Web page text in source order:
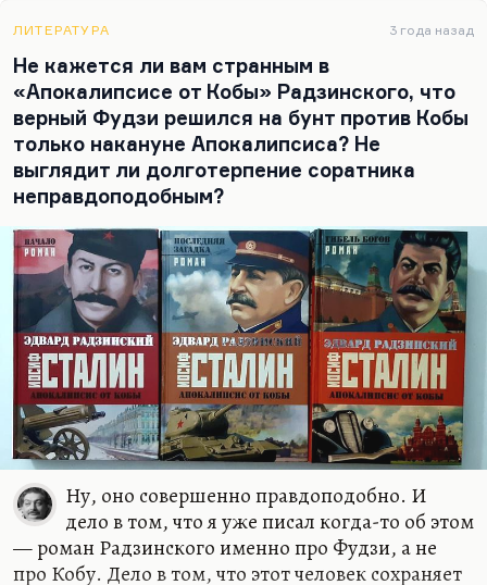
мы понимаем, «Эрика» не брала еще четыре
копии, взять личную машинку на дом было
практически невозможно, как у того же
Нарокова…
ЛИТЕРАТУРА 3 года назад
Не кажется ли вам странным в
«Апокалипсисе от Кобы» Радзинского, что
верный Фудзи решился на бунт против Кобы
только накануне Апокалипсиса? Не
выглядит ли долготерпение соратника
неправдоподобным?
Ну, оно совершенно правдоподобно. И
дело в том, что я уже писал когда-то об этом
— роман Радзинского именно про Фудзи, а не
про Кобу. Дело в том, что этот человек сохраняет